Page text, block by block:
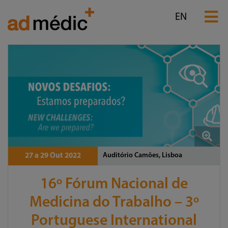
EN
27 a 29 Out 2022 Auditório Camões, Lisboa
16º Fórum Nacional de
Medicina do Trabalho – 3º
Portuguese International